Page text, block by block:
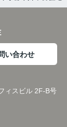
い合わせ
ィスビル 2F-B号